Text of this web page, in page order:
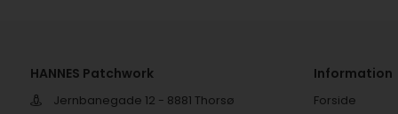
HANNES Patchwork
Jernbanegade 12 - 8881 Thorsø
Information
Forside